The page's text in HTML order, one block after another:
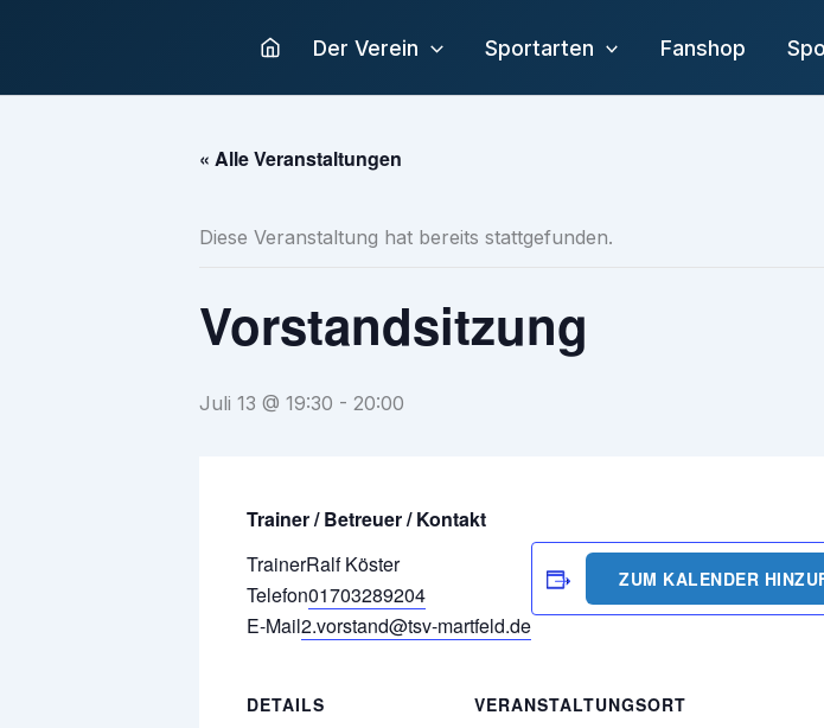
Der Verein Sportarten Fanshop
« Alle Veranstaltungen
Diese Veranstaltung hat bereits stattgefunden.
Vorstandsitzung
Juli 13 @ 19:30 - 20:00
Trainer / Betreuer / Kontakt
TrainerRalf Köster
Telefon01703289204
E-Mail2.vorstand@tsv-martfeld.de
ZUM KALENDER
DETAILS
VERANSTALTUNGSORT